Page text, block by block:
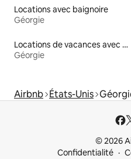
Locations avec baignoire
Géorgie
Locations de vacances avec piscine
Géorgie
Airbnb États-Unis
© 2026
Confidentialité